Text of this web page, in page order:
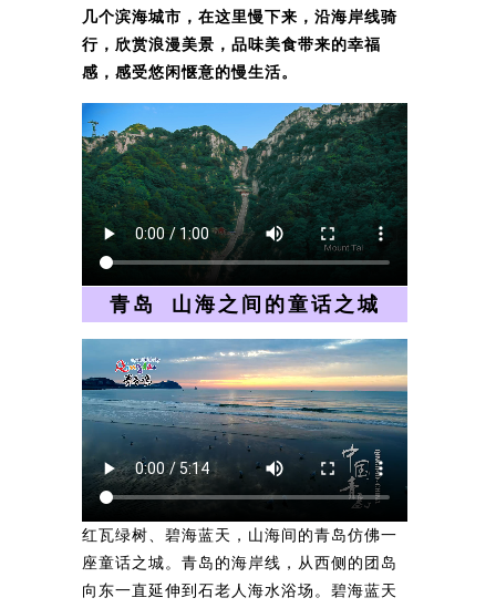
几个滨海城市，在这里慢下来，沿海岸线骑
行，欣赏浪漫美景，品味美食带来的幸福
感，感受悠闲惬意的慢生活。
青岛 山海之间的童话之城
红瓦绿树、碧海蓝天，山海间的青岛仿佛一
座童话之城。青岛的海岸线，从西侧的团岛
向东一直延伸到石老人海水浴场。碧海蓝天